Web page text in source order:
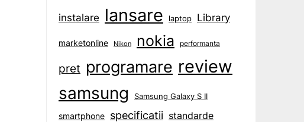
instalare lansare laptop Library
marketonline Nikon nokia performanta
pret programare review
samsung Samsung Galaxy S II
smartphone specificatii standarde